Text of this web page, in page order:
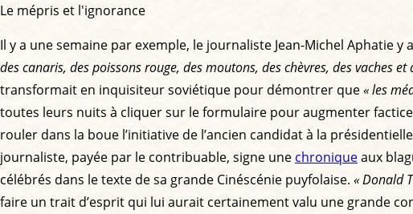
Le mépris et l'ignorance
Il y a une semaine par exemple, le journaliste Jean-Michel Aphatie
des canaris, des poissons rouge, des moutons, des chèvres, des vaches et
transformait en inquisiteur soviétique pour démontrer que« les
toutes leurs nuits à cliquer sur le formulaire pour augmenter
rouler dans la boue l’initiative de l’ancien candidat à la
journaliste, payée par le contribuable, signe unechroniqueaux
célébrés dans le texte de sa grande Cinéscénie puyfolaise. « Donald
faire un trait d’esprit qui lui aurait certainement valu une grande